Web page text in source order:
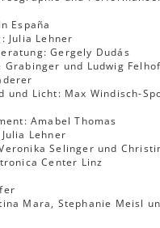
España
Julia Lehner
Gergely Dudás
und Ludwig
und Licht: Max Windisch-
Amabel Thomas
Lehner
Selinger und
Center Linz
Mara, Stephanie Meisl